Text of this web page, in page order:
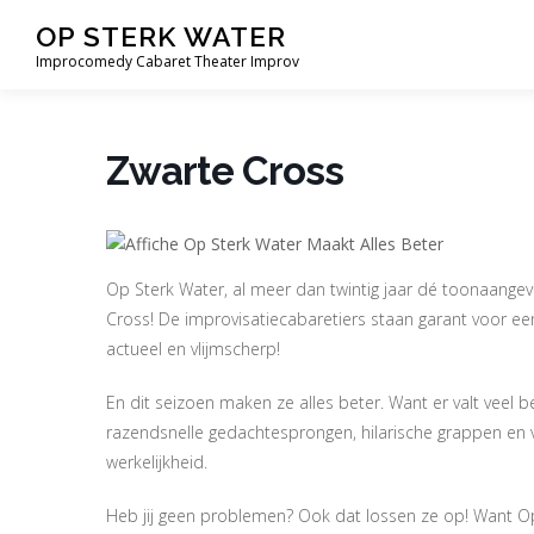
OP STERK WATER
Improcomedy Cabaret Theater Improv
Zwarte Cross
Op Sterk Water, al meer dan twintig jaar dé
Cross! De improvisatiecabaretiers staan garant voor
actueel en vlijmscherp!
En dit seizoen maken ze alles beter. Want er valt veel
razendsnelle gedachtesprongen, hilarische grappen
werkelijkheid.
Heb jij geen problemen? Ook dat lossen ze op! Want